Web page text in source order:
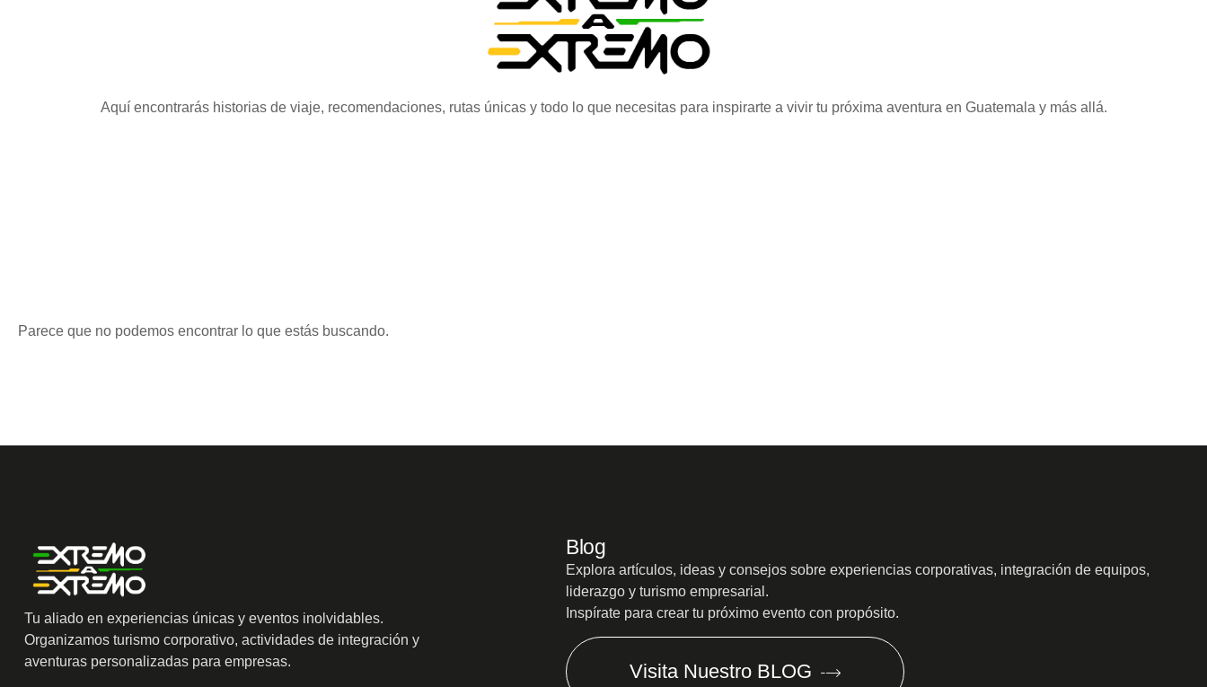
Aquí encontrarás historias de viaje, recomendaciones, rutas únicas y todo lo que necesitas para inspirarte a vivir tu próxima aventura en Guatemala y más allá.
Parece que no podemos encontrar lo que estás buscando.
Tu aliado en experiencias únicas y eventos inolvidables.
Organizamos turismo corporativo, actividades de integración y
aventuras personalizadas para empresas.
Blog
Explora artículos, ideas y consejos sobre experiencias corporativas, integración de equipos,
liderazgo y turismo empresarial.
Inspírate para crear tu próximo evento con propósito.
Visita Nuestro BLOG